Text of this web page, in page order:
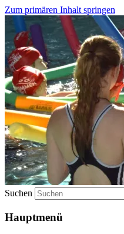
Zum primären Inhalt springen
Wasserwacht
Suchen
Hauptmenü